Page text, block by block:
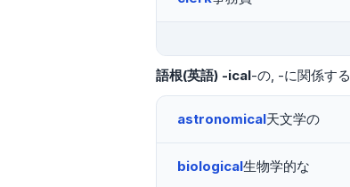
語根(英語) -ical-の -に関係する
astronomical天文学の
biological生物学的な